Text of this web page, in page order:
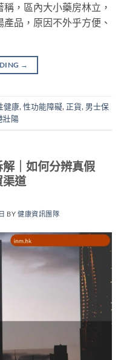
，區內大小藥房林立，
品，原因不外乎方便、
→
健康,性功能障礙, 正貨, 男士保
壯陽
｜如何分辨真假
渠道
BY健康資訊團隊